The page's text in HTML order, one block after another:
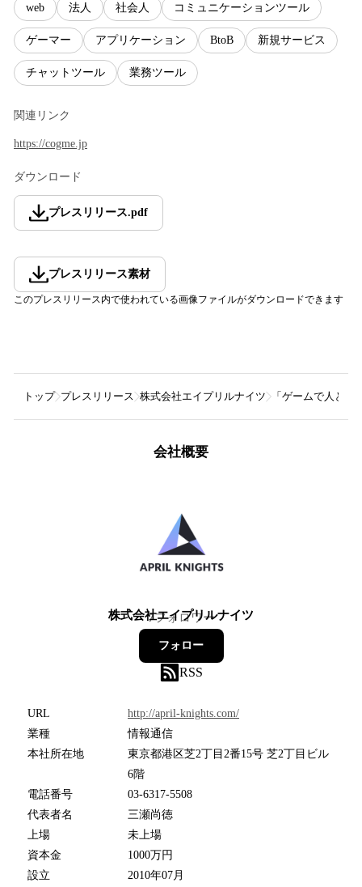
web 法人 社会人 コミュニケーションツール
ゲーマー アプリケーション BtoB 新規サービス
チャットツール 業務ツール
関連リンク
https://cogme.jp
ダウンロード
プレスリリース.pdf
プレスリリース素材
このプレスリリース内で使われている画像ファイルがダウンロードできます
トップ プレスリリース 株式会社エイプリルナイツ 「ゲームで人と
会社概要
株式会社エイプリルナイツ
7フォロワー
フォロー
RSS
URL
http://april-knights.com/
業種
情報通信
本社所在地
東京都港区芝2丁目2番15号 芝2丁目ビル
6階
電話番号
03-6317-5508
代表者名
三瀬尚徳
上場
未上場
資本金
1000万円
設立
2010年07月